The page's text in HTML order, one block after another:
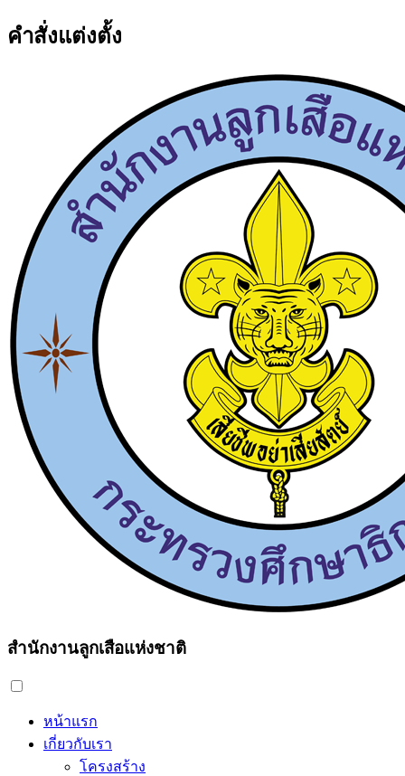
คำสั่งแต่งตั้ง
สำนักงานลูกเสือแห่งชาติ
หน้าแรก
เกี่ยวกับเรา
โครงสร้าง